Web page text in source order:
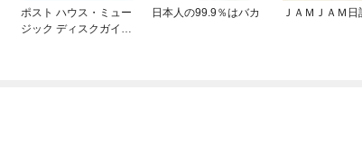
ポスト ハウス・ミュー
ジック ディスクガイ
日本人の99.9％はバカ ＪＡＭＪＡＭ日